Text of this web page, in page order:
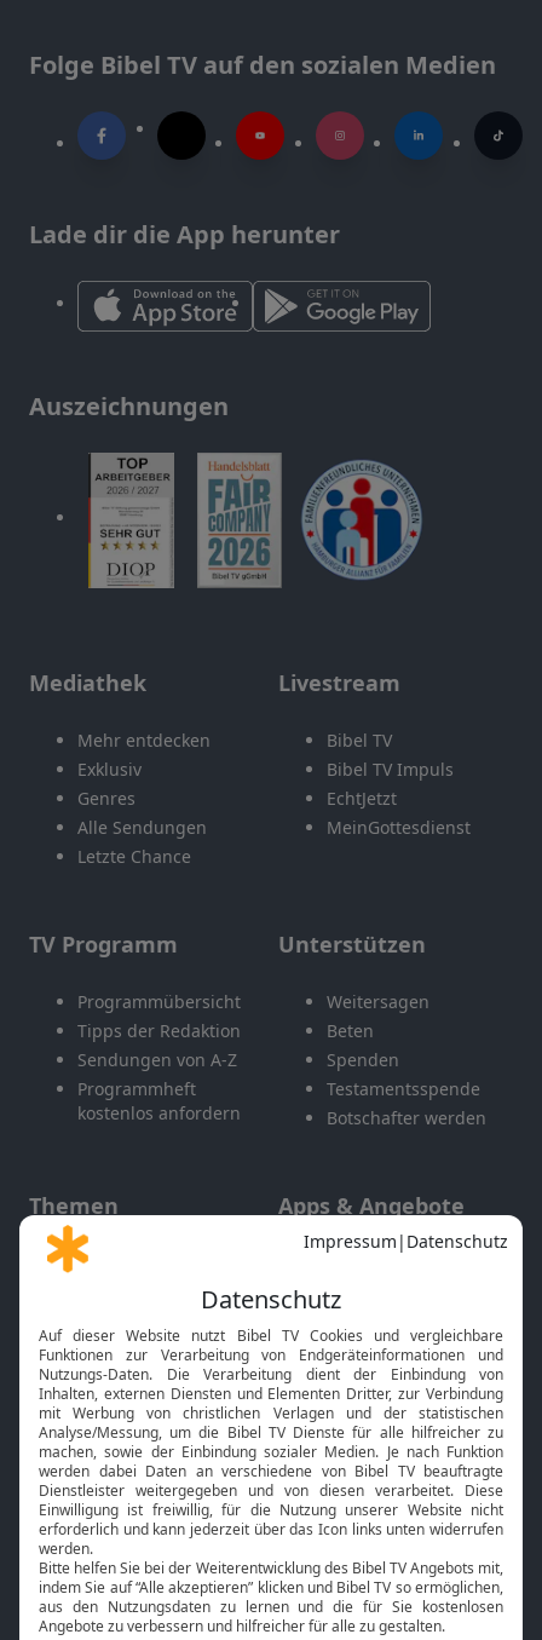
Folge Bibel TV auf den sozialen Medien
Lade dir die App herunter
Auszeichnungen
Mediathek
Mehr entdecken
Exklusiv
Genres
Alle Sendungen
Letzte Chance
Livestream
Bibel TV
Bibel TV Impuls
EchtJetzt
MeinGottesdienst
TV Programm
Programmübersicht
Tipps der Redaktion
Sendungen von A-Z
Programmheft
kostenlos anfordern
Unterstützen
Weitersagen
Beten
Spenden
Testamentsspende
Botschafter werden
Themen
Gott und Bibel erklärt
Neuigkeiten
Apps & Angebote
Mobile App
Smart TV
HbbTV
Bibelthek Online-Bibel
Nächster Gottesdienst
Bibel TV
Über uns
Jobs
Service
Kontakt
TV-Empfang